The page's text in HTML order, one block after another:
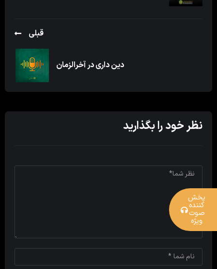
قبلی
دین داری در آخرالزمان
نظر خود را بگذارید
پخش
کننده
صوت
ویژه